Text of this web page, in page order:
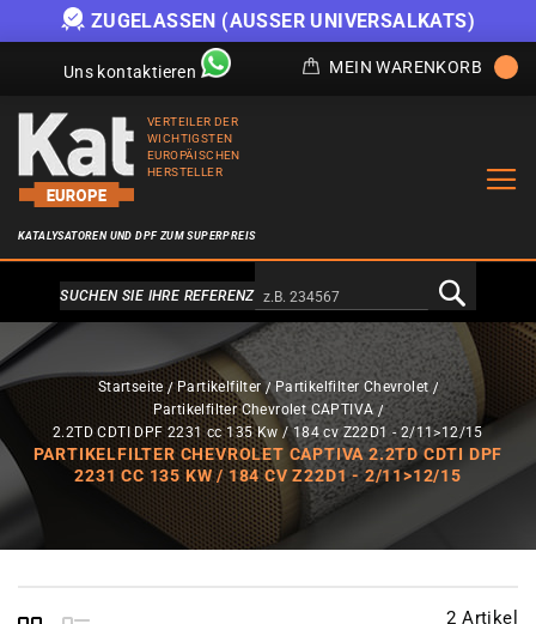
UNIVERSALKATS) ANGEBOT SOLANGE DER
Uns kontaktieren MEIN WARENKORB
VERTEILER DER
WICHTIGSTEN
EUROPÄISCHEN
HERSTELLER
KATALYSATOREN UND DPF ZUM SUPERPREIS
Alternativa a Doofinder
SUCHEN SIE IHRE REFERENZ
Startseite Partikelfilter
Partikelfilter Chevrolet
Partikelfilter Chevrolet CAPTIVA
2.2TD CDTI DPF 2231 cc 135 Kw / 184 cv Z22D1 - 2/11>12/15
PARTIKELFILTER CHEVROLET CAPTIVA 2.2TD CDTI DPF
2231 CC 135 KW / 184 CV Z22D1 - 2/11>12/15
2 Artikel